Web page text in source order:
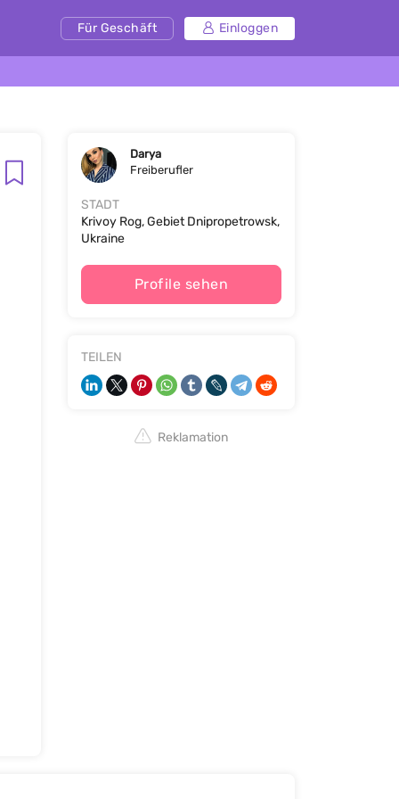
Für Geschäft Einloggen
Darya
Freiberufler
STADT
Krivoy Rog, Gebiet Dnipropetrowsk,
Ukraine
Profile sehen
TEILEN
Reklamation